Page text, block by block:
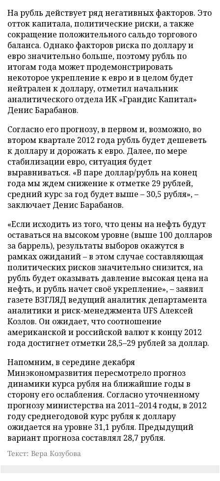
На рубль действует ряд негативных факторов. Это
отток капитала, политические риски, а также
сокращение положительного сальдо торгового
баланса. Однако факторов риска по доллару и
евро значительно больше, поэтому рубль по
итогам года может продемонстрировать
некоторое укрепление к евро и в целом будет
нейтрален к доллару, отметил начальник
аналитического отдела ИК «Грандис Капитал»
Денис Барабанов.
Согласно его прогнозу, в первом и, возможно, во
втором квартале 2012 года рубль будет дешеветь
к доллару и дорожать к евро. Далее, по мере
стабилизации евро, ситуация будет
выравниваться. «В паре доллар/рубль на конец
года мы ждем снижение к отметке 29 рублей,
средний курс за год будет выше – 30,5 рубля», –
заключает Денис Барабанов.
«Если исходить из того, что цены на нефть будут
оставаться на высоком уровне (выше 100 долларов
за баррель), результаты выборов окажутся в
рамках ожиданий – в этом случае составляющая
политических рисков значительно снизится, на
рубль будет оказывать давление высокая цена на
нефть, и рубль начет своё укрепление», – заявил
газете ВЗГЛЯД ведущий аналитик департамента
аналитики и риск-менеджмента UFS Алексей
Козлов. Он ожидает, что соотношение
американской и российской валют к концу 2012
года достигнет отметки 28,5–29 рублей за доллар.
Напомним, в середине декабря
Минэкономразвития пересмотрело прогноз
динамики курса рубля на ближайшие годы в
сторону его ослабления. Согласно уточненному
прогнозу министерства на 2011–2014 годы, в 2012
году среднегодовой курс рубля к доллару
ожидается на уровне 31,1 рубля. Предыдущий
вариант прогноза составлял 28,7 рубля.
Текст: Вера Козубова